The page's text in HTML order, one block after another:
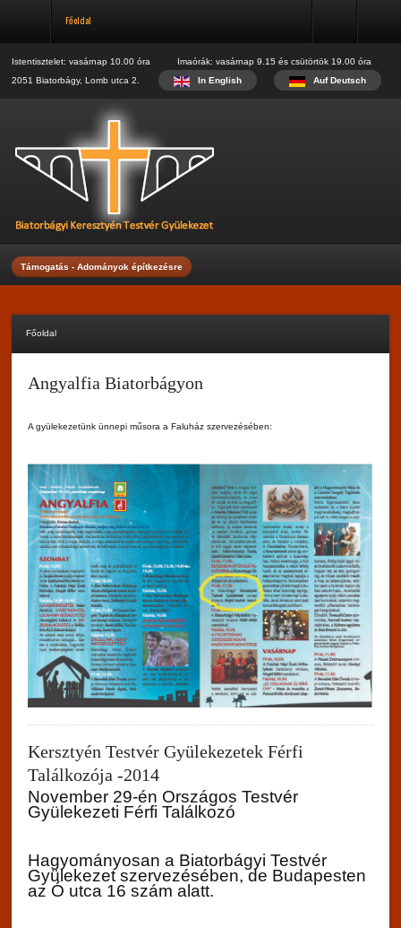
Főoldal
*
E-mail:
Password:
*
Verify Password:
Istentisztelet: vasárnap 10.00 óra Imaórák: vasárnap 9.15 és csütörtök 19.00 óra
2051 Biatorbágy, Lomb utca 2.
In English Auf Deutsch
Támogatás - Adományok építkezésre
Főoldal
Angyalfia Biatorbágyon
A gyülekezetünk ünnepi műsora a Faluház szervezésében:
Kersztyén Testvér Gyülekezetek Férfi
Találkozója -2014
November 29-én Országos Testvér
Gyülekezeti Férfi Találkozó
Hagyományosan a Biatorbágyi Testvér
Gyülekezet szervezésében, de Budapesten
az Ó utca 16 szám alatt.